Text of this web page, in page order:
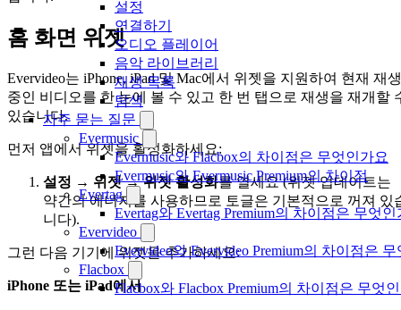
설정
연결하기
오디오 플레이어
음악 라이브러리
재생 목록
탐색
자주 묻는 질문
Evermusic
Evermusic와 Flacbox의 차이점은 무엇인가요
Evermusic와 Evermusic Premium의 차이점
Evertag
Evertag와 Evertag Premium의 차이점은 무엇인
Evervideo
Evervideo와 Evervideo Premium의 차이점은
Flacbox
Flacbox와 Flacbox Premium의 차이점은 무엇
홈 화면 위젯
Evervideo는 iPhone, iPad 및 Mac에서 위젯을 지원하여 현재 재생
중인 비디오를 한 눈에 볼 수 있고 한 번 탭으로 재생을 재개할
있습니다.
먼저 앱에서 위젯을 활성화하세요:
설정 → 위젯 → 위젯 활성화를 열세요 (위젯 업데이트는
약간의 에너지를 사용하므로 토글은 기본적으로 꺼져 있
니다).
그런 다음 기기에 위젯을 추가하세요:
iPhone 또는 iPad에서